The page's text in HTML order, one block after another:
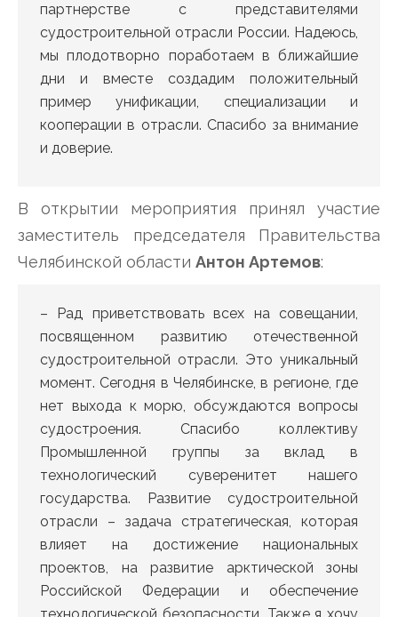
партнерстве с представителями
судостроительной отрасли России. Надеюсь,
мы плодотворно поработаем в ближайшие
дни и вместе создадим положительный
пример унификации, специализации и
кооперации в отрасли. Спасибо за внимание
и доверие.
В открытии мероприятия принял участие
заместитель председателя Правительства
Челябинской области Антон Артемов:
– Рад приветствовать всех на совещании,
посвященном развитию отечественной
судостроительной отрасли. Это уникальный
момент. Сегодня в Челябинске, в регионе, где
нет выхода к морю, обсуждаются вопросы
судостроения. Спасибо коллективу
Промышленной группы за вклад в
технологический суверенитет нашего
государства. Развитие судостроительной
отрасли – задача стратегическая, которая
влияет на достижение национальных
проектов, на развитие арктической зоны
Российской Федерации и обеспечение